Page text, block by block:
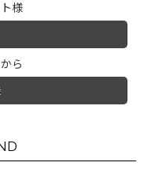
様
ら